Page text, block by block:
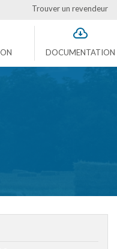
Trouver un revendeur
DOCUMENTATION